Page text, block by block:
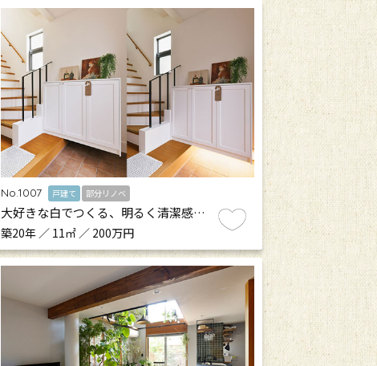
No.1007 戸建て 部分リノベ
大好きな白でつくる、明るく清潔感…
築20年 ／ 11㎡ ／ 200万円